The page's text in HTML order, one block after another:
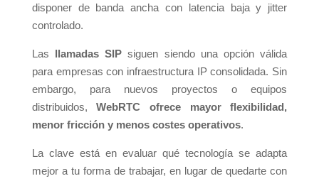
disponer de banda ancha con latencia baja y jitter
controlado.
Las llamadas SIP siguen siendo una opción válida
para empresas con infraestructura IP consolidada. Sin
embargo, para nuevos proyectos o equipos
distribuidos,WebRTC ofrece mayor flexibilidad,
menor fricción y menos costes operativos.
La clave está en evaluar qué tecnología se adapta
mejor a tu forma de trabajar, en lugar de quedarte con